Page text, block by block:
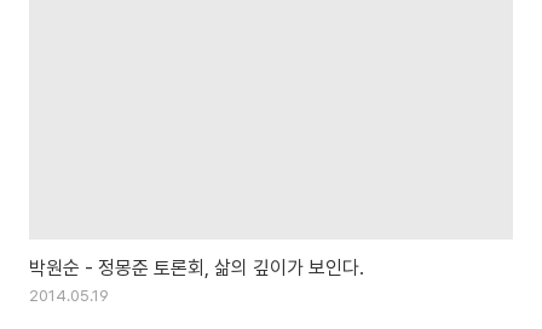
박원순 - 정몽준 토론회, 삶의 깊이가 보인다.
2014.05.19